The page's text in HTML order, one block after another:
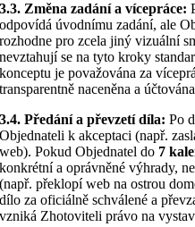
3.3. Změna zadání a vícepráce:
odpovídá úvodnímu zadání, ale
rozhodne pro zcela jiný vizuální
nevztahují se na tyto kroky
konceptu je považována za
transparentně naceněna a
3.4. Předání a převzetí díla: Po
Objednateli k akceptaci (např.
web). Pokud Objednatel do 7
konkrétní a oprávněné výhrady,
(např. překlopí web na ostrou
dílo za oficiálně schválené a
vzniká Zhotoviteli právo na